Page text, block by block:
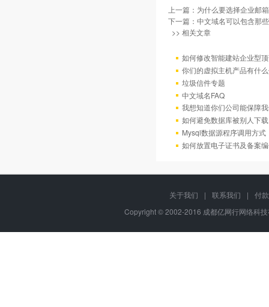
上一篇： 为什么要选择企业邮
下一篇： 中文域名可以包含那
>> 相关文章
如何修改智能建站企业型
你们的虚拟主机产品有什
垃圾信件专题
中文域名FAQ
我想知道你们公司能保障
如何避免数据库被别人下
Mysql数据源程序调用方
如何放置电子证书及备案
关于我们 | 联系我们 |
付
Copyright © 2002-2016 成都亿网行网络科